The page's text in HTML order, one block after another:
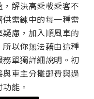
解決高乘載乘客不
需鍊中的每一種需
慮，加入順風車的
以你無法藉由這種
單獨詳細說明。初
車主分攤郵費與過
能。